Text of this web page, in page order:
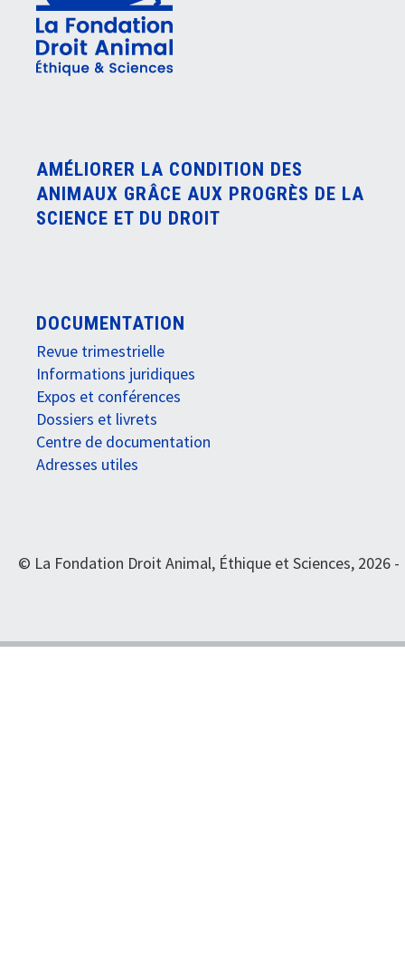
AMÉLIORER LA CONDITION DES
ANIMAUX GRÂCE AUX PROGRÈS DE LA
SCIENCE ET DU DROIT
DOCUMENTATION
Revue trimestrielle
Informations juridiques
Expos et conférences
Dossiers et livrets
Centre de documentation
Adresses utiles
© La Fondation Droit Animal, Éthique et Sciences, 2026 -